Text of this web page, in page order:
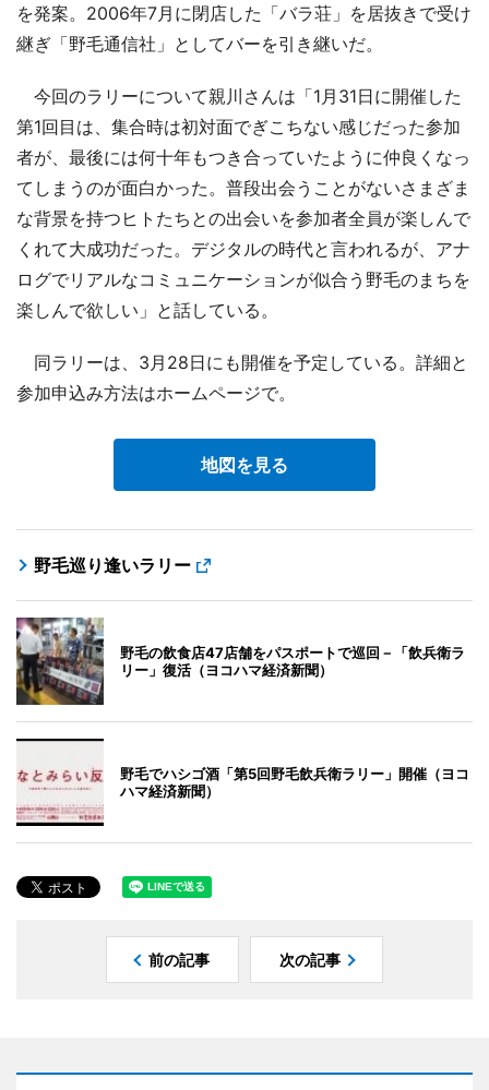
を発案。2006年7月に閉店した「バラ荘」を居抜きで受け
継ぎ「野毛通信社」としてバーを引き継いだ。
今回のラリーについて親川さんは「1月31日に開催した
第1回目は、集合時は初対面でぎこちない感じだった参加
者が、最後には何十年もつき合っていたように仲良くなっ
てしまうのが面白かった。普段出会うことがないさまざま
な背景を持つヒトたちとの出会いを参加者全員が楽しんで
くれて大成功だった。デジタルの時代と言われるが、アナ
ログでリアルなコミュニケーションが似合う野毛のまちを
楽しんで欲しい」と話している。
同ラリーは、3月28日にも開催を予定している。詳細と
参加申込み方法はホームページで。
地図を見る
野毛巡り逢いラリー
野毛の飲食店47店舗をパスポートで巡回－「飲兵衛ラ
リー」復活（ヨコハマ経済新聞）
野毛でハシゴ酒「第5回野毛飲兵衛ラリー」開催（ヨコ
ハマ経済新聞）
前の記事 次の記事